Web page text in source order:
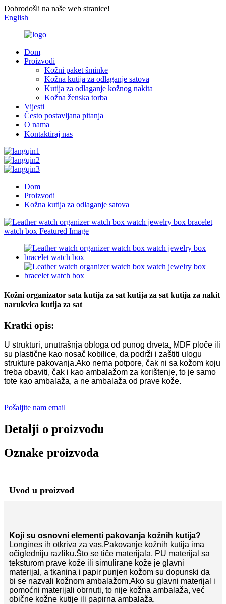
Dobrodošli na naše web stranice!
English
Dom
Proizvodi
Kožni paket šminke
Kožna kutija za odlaganje satova
Kutija za odlaganje kožnog nakita
Kožna ženska torba
Vijesti
Često postavljana pitanja
O nama
Kontaktiraj nas
Dom
Proizvodi
Kožna kutija za odlaganje satova
Kožni organizator sata kutija za sat kutija za sat kutija za nakit
narukvica kutija za sat
Kratki opis:
U strukturi, unutrašnja obloga od punog drveta, MDF ploče ili
su plastične kao nosač kobilice, da podrži i zaštiti ulogu
strukture pakovanja.Ako nema potpore, čak ni sa kožom koju
treba obaviti, čak i kao ambalažom za korištenje, to je samo
tote kao ambalaža, a ne ambalaža od prave kože.
Pošaljite nam email
Detalji o proizvodu
Oznake proizvoda
Uvod u proizvod
Koji su osnovni elementi pakovanja kožnih kutija?
Longines ih otkriva za vas.Pakovanje kožnih kutija ima
očigledniju razliku.Što se tiče materijala, PU materijal sa
teksturom prave kože ili simulirane kože je glavni
materijal, a tkanina i papir punjen kožom su dopunski da
bi se nazvali kožnom ambalažom.Ako su glavni materijal i
pomoćni materijali obrnuti, to nije kožna ambalaža, već
obične kožne kutije ili papirna ambalaža.